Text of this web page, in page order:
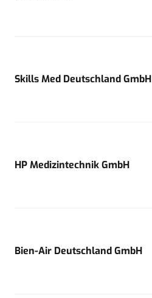
Skills Med Deutschland GmbH
HP Medizintechnik GmbH
Bien-Air Deutschland GmbH